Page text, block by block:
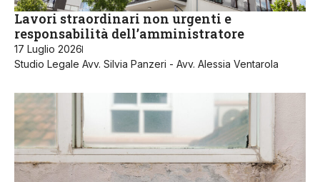
Lavori straordinari non urgenti e
responsabilità dell’amministratore
17 Luglio 2026
Studio Legale Avv. Silvia Panzeri - Avv. Alessia Ventarola